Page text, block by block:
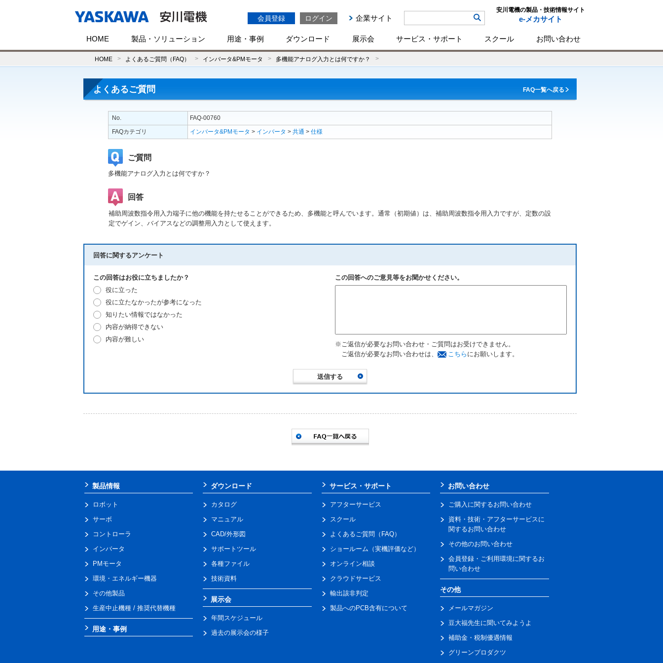
会員登録 ログイン 企業サイト
安川電機の製品・技術情報サイト
e-メカサイト
HOME 製品・ソリューション 用途・事例 ダウンロード 展示会 サービス・サポート スクール お問い合わせ
HOME よくあるご質問（FAQ） インバータ&PMモータ 多機能アナログ入力とは何ですか？
よくあるご質問 FAQ一覧へ戻る
No.
FAQ-00760
FAQカテゴリ
インバータ&PMモータ > インバータ > 共通 > 仕様
ご質問
多機能アナログ入力とは何ですか？
回答
補助周波数指令用入力端子に他の機能を持たせることができるため、多機能と呼んでいます。通常（初期値）は、補助周波数指令用入力ですが、定数の設
定でゲイン、バイアスなどの調整用入力として使えます。
回答に関するアンケート
この回答はお役に立ちましたか？
役に立った
役に立たなかったが参考になった
知りたい情報ではなかった
内容が納得できない
内容が難しい
この回答へのご意見等をお聞かせください。
※ご返信が必要なお問い合わせ・ご質問はお受けできません。
ご返信が必要なお問い合わせは、
こちら にお願いします。
製品情報
ロボット
サーボ
コントローラ
インバータ
PMモータ
環境・エネルギー機器
その他製品
生産中止機種 / 推奨代替機種
用途・事例
ダウンロード
カタログ
マニュアル
CAD/外形図
サポートツール
各種ファイル
技術資料
展示会
年間スケジュール
過去の展示会の様子
サービス・サポート
アフターサービス
スクール
よくあるご質問（FAQ）
ショールーム（実機評価など）
オンライン相談
クラウドサービス
輸出該非判定
製品へのPCB含有について
お問い合わせ
ご購入に関するお問い合わせ
資料・技術・アフターサービスに
関するお問い合わせ
その他のお問い合わせ
会員登録・ご利用環境に関するお
問い合わせ
その他
メールマガジン
豆大福先生に聞いてみようよ
補助金・税制優遇情報
グリーンプロダクツ